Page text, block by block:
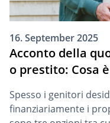
16. September 2025
Acconto della
o prestito: Cosa
Spesso i genitori
finanziariamente i